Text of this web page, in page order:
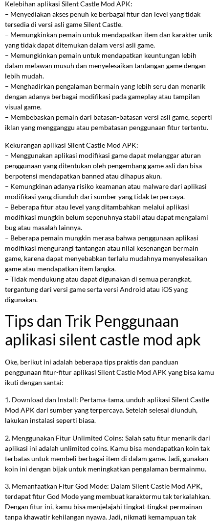
Kelebihan aplikasi Silent Castle Mod APK:
– Menyediakan akses penuh ke berbagai fitur dan level yang tidak
tersedia di versi asli game Silent Castle.
– Memungkinkan pemain untuk mendapatkan item dan karakter unik
yang tidak dapat ditemukan dalam versi asli game.
– Memungkinkan pemain untuk mendapatkan keuntungan lebih
dalam melawan musuh dan menyelesaikan tantangan game dengan
lebih mudah.
– Menghadirkan pengalaman bermain yang lebih seru dan menarik
dengan adanya berbagai modifikasi pada gameplay atau tampilan
visual game.
– Membebaskan pemain dari batasan-batasan versi asli game, seperti
iklan yang mengganggu atau pembatasan penggunaan fitur tertentu.
Kekurangan aplikasi Silent Castle Mod APK:
– Menggunakan aplikasi modifikasi game dapat melanggar aturan
penggunaan yang ditentukan oleh pengembang game asli dan bisa
berpotensi mendapatkan banned atau dihapus akun.
– Kemungkinan adanya risiko keamanan atau malware dari aplikasi
modifikasi yang diunduh dari sumber yang tidak terpercaya.
– Beberapa fitur atau level yang ditambahkan melalui aplikasi
modifikasi mungkin belum sepenuhnya stabil atau dapat mengalami
bug atau masalah lainnya.
– Beberapa pemain mungkin merasa bahwa penggunaan aplikasi
modifikasi mengurangi tantangan atau nilai kesenangan bermain
game, karena dapat menyebabkan terlalu mudahnya menyelesaikan
game atau mendapatkan item langka.
– Tidak mendukung atau dapat digunakan di semua perangkat,
tergantung dari versi game serta versi Android atau iOS yang
digunakan.
Tips dan Trik Penggunaan
aplikasi silent castle mod apk
Oke, berikut ini adalah beberapa tips praktis dan panduan
penggunaan fitur-fitur aplikasi Silent Castle Mod APK yang bisa kamu
ikuti dengan santai:
1. Download dan Install: Pertama-tama, unduh aplikasi Silent Castle
Mod APK dari sumber yang terpercaya. Setelah selesai diunduh,
lakukan instalasi seperti biasa.
2. Menggunakan Fitur Unlimited Coins: Salah satu fitur menarik dari
aplikasi ini adalah unlimited coins. Kamu bisa mendapatkan koin tak
terbatas untuk membeli berbagai item di dalam game. Jadi, gunakan
koin ini dengan bijak untuk meningkatkan pengalaman bermainmu.
3. Memanfaatkan Fitur God Mode: Dalam Silent Castle Mod APK,
terdapat fitur God Mode yang membuat karaktermu tak terkalahkan.
Dengan fitur ini, kamu bisa menjelajahi tingkat-tingkat permainan
tanpa khawatir kehilangan nyawa. Jadi, nikmati kemampuan tak